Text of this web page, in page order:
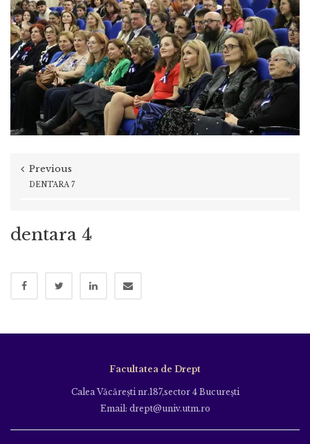
Previous
DENTARA 7
dentara 4
Facultatea de Drept
Calea Văcăreşti nr.187,sector 4 Bucureşti
Email: drept@univ.utm.ro